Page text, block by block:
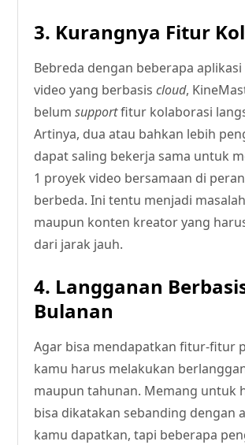
3. Kurangnya Fitur
Bebreda dengan beberapa
video yang berbasiscloud,
belumsupportfitur kolaborasi
Artinya, dua atau bahkan lebih
dapat saling bekerja sama untuk
1 proyek video bersamaan di
berbeda. Ini tentu menjadi
maupun konten kreator yang
dari jarak jauh.
4. Langganan
Bulanan
Agar bisa mendapatkan fitur-fitur
kamu harus melakukan
maupun tahunan. Memang untuk
bisa dikatakan sebanding dengan
kamu dapatkan, tapi beberapa